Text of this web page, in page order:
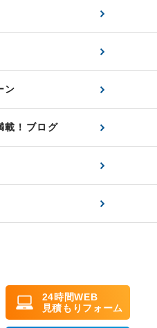
ン
載！ブログ
24時間WEB
見積もりフォーム